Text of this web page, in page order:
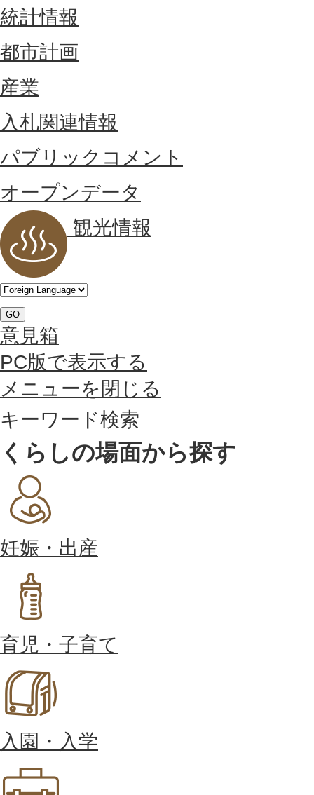
統計情報
都市計画
産業
入札関連情報
パブリックコメント
オープンデータ
観光情報
GO
意見箱
PC版で表示する
メニューを閉じる
キーワード検索
くらしの場面から探す
妊娠・出産
育児・子育て
入園・入学